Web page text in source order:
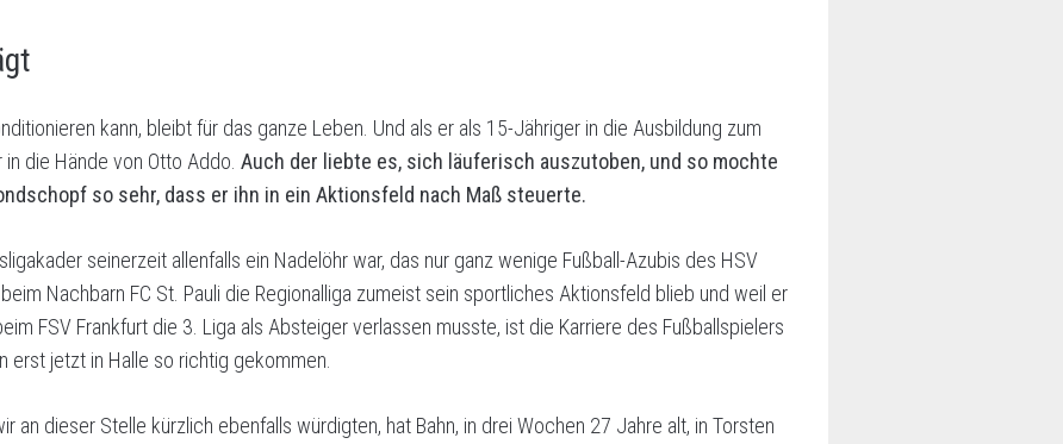
kann, bleibt für das ganze Leben. Und als er als 15-Jähriger in die Ausbildung zum
die Hände von Otto Addo. Auch der liebte es, sich läuferisch auszutoben, und so mochte
so sehr, dass er ihn in ein Aktionsfeld nach Maß steuerte.
seinerzeit allenfalls ein Nadelöhr war, das nur ganz wenige Fußball-Azubis des HSV
Nachbarn FC St. Pauli die Regionalliga zumeist sein sportliches Aktionsfeld blieb und weil er
FSV Frankfurt die 3. Liga als Absteiger verlassen musste, ist die Karriere des Fußballspielers
erst jetzt in Halle so richtig gekommen.
an dieser Stelle kürzlich ebenfalls würdigten, hat Bahn, in drei Wochen 27 Jahre alt, in Torsten